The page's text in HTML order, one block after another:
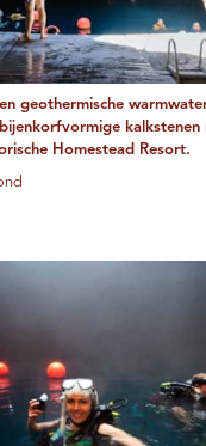
geothermische
Homestead Resort.